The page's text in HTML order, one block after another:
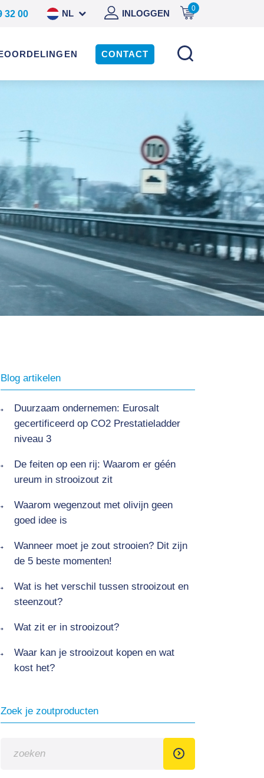
0
INLOGGEN
NL
EN
ES
32 00
CONTACT
Blog artikelen
Duurzaam ondernemen: Eurosalt
gecertificeerd op CO2 Prestatieladder
niveau 3
De feiten op een rij: Waarom er géén
ureum in strooizout zit
Waarom wegenzout met olivijn geen
goed idee is
Wanneer moet je zout strooien? Dit zijn
de 5 beste momenten!
Wat is het verschil tussen strooizout en
steenzout?
Wat zit er in strooizout?
Waar kan je strooizout kopen en wat
kost het?
Zoek je zoutproducten